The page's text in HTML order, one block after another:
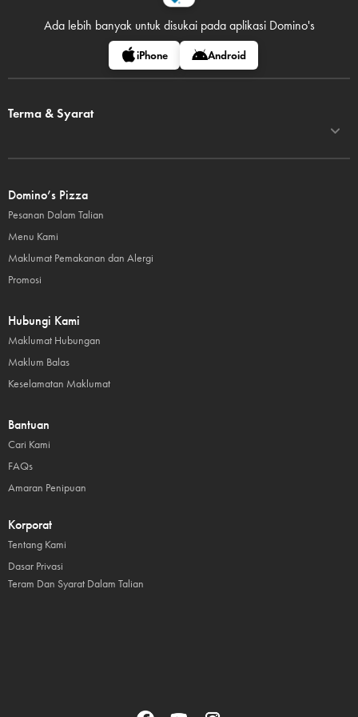
Ada lebih banyak untuk disukai pada aplikasi Domino's
iPhone Android
Terma & Syarat
Domino’s Pizza
Pesanan Dalam Talian
Menu Kami
Maklumat Pemakanan dan Alergi
Promosi
Hubungi Kami
Maklumat Hubungan
Maklum Balas
Keselamatan Maklumat
Bantuan
Cari Kami
FAQs
Amaran Penipuan
Korporat
Tentang Kami
Dasar Privasi
Teram Dan Syarat Dalam Talian